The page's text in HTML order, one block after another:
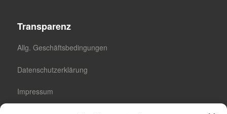
Transparenz
Allg. Geschäftsbedingungen
Datenschutzerklärung
Impressum